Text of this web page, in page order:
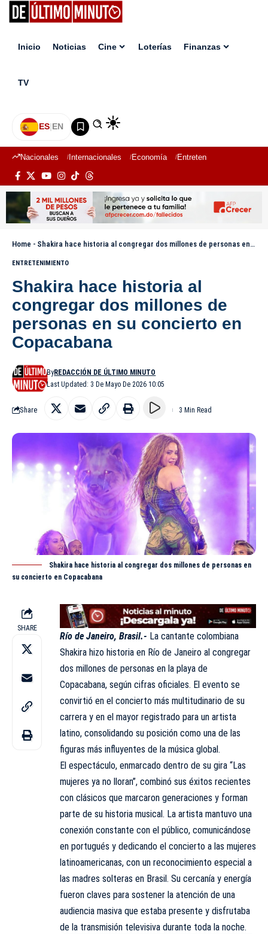
Inicio Noticias Cine Loterías Finanzas
TV
ES|EN
Nacionales Internacionales Economía Entretenimiento
Home - Shakira hace historia al congregar dos millones de personas en su concierto en Copacabana
ENTRETENIMIENTO
Shakira hace historia al
congregar dos millones de
personas en su concierto en
Copacabana
Last Updated: 3 De Mayo De 2026 10:05
ByREDACCIÓN DE ÚLTIMO MINUTO
Share 3 Min Read
Shakira hace historia al congregar dos millones de personas en
su concierto en Copacabana
SHARE
Río de Janeiro, Brasil.- La cantante colombiana
Shakira hizo historia en Río de Janeiro al congregar
dos millones de personas en la playa de
Copacabana, según cifras oficiales. El evento se
convirtió en el concierto más multitudinario de su
carrera y en el mayor registrado para un artista
latino, consolidando su posición como una de las
figuras más influyentes de la música global.
El espectáculo, enmarcado dentro de su gira “Las
mujeres ya no lloran”, combinó sus éxitos recientes
con clásicos que marcaron generaciones y forman
parte de su historia musical. La artista mantuvo una
conexión constante con el público, comunicándose
en portugués y dedicando el concierto a las mujeres
latinoamericanas, con un reconocimiento especial a
las madres solteras en Brasil. Su cercanía y energía
fueron claves para sostener la atención de una
audiencia masiva que estaba presente y disfrutaba
de la transmisión televisiva durante toda la noche.